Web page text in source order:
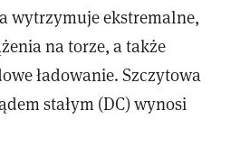
wytrzymuje ekstremalne,
na torze, a także
ładowanie. Szczytowa
stałym (DC) wynosi